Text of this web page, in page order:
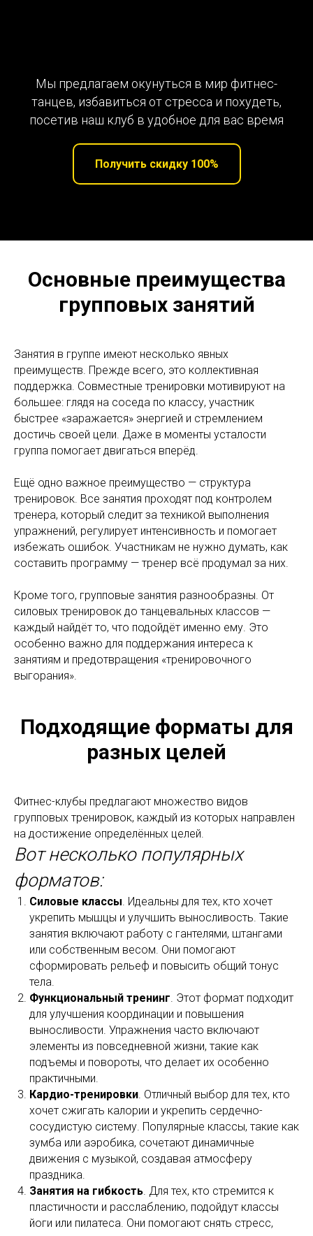
Мы предлагаем окунуться в мир фитнес-
танцев, избавиться от стресса и похудеть,
посетив наш клуб в удобное для вас время
Получить скидку 100%
Основные преимущества
групповых занятий
Занятия в группе имеют несколько явных
преимуществ. Прежде всего, это коллективная
поддержка. Совместные тренировки мотивируют на
большее: глядя на соседа по классу, участник
быстрее «заражается» энергией и стремлением
достичь своей цели. Даже в моменты усталости
группа помогает двигаться вперёд.
Ещё одно важное преимущество — структура
тренировок. Все занятия проходят под контролем
тренера, который следит за техникой выполнения
упражнений, регулирует интенсивность и помогает
избежать ошибок. Участникам не нужно думать, как
составить программу — тренер всё продумал за них.
Кроме того, групповые занятия разнообразны. От
силовых тренировок до танцевальных классов —
каждый найдёт то, что подойдёт именно ему. Это
особенно важно для поддержания интереса к
занятиям и предотвращения «тренировочного
выгорания».
Подходящие форматы для
разных целей
Фитнес-клубы предлагают множество видов
групповых тренировок, каждый из которых направлен
на достижение определённых целей.
Вот несколько популярных
форматов:
Силовые классы. Идеальны для тех, кто хочет
укрепить мышцы и улучшить выносливость. Такие
занятия включают работу с гантелями, штангами
или собственным весом. Они помогают
сформировать рельеф и повысить общий тонус
тела.
Функциональный тренинг. Этот формат подходит
для улучшения координации и повышения
выносливости. Упражнения часто включают
элементы из повседневной жизни, такие как
подъемы и повороты, что делает их особенно
практичными.
Кардио-тренировки. Отличный выбор для тех, кто
хочет сжигать калории и укрепить сердечно-
сосудистую систему. Популярные классы, такие как
зумба или аэробика, сочетают динамичные
движения с музыкой, создавая атмосферу
праздника.
Занятия на гибкость. Для тех, кто стремится к
пластичности и расслаблению, подойдут классы
йоги или пилатеса. Они помогают снять стресс,